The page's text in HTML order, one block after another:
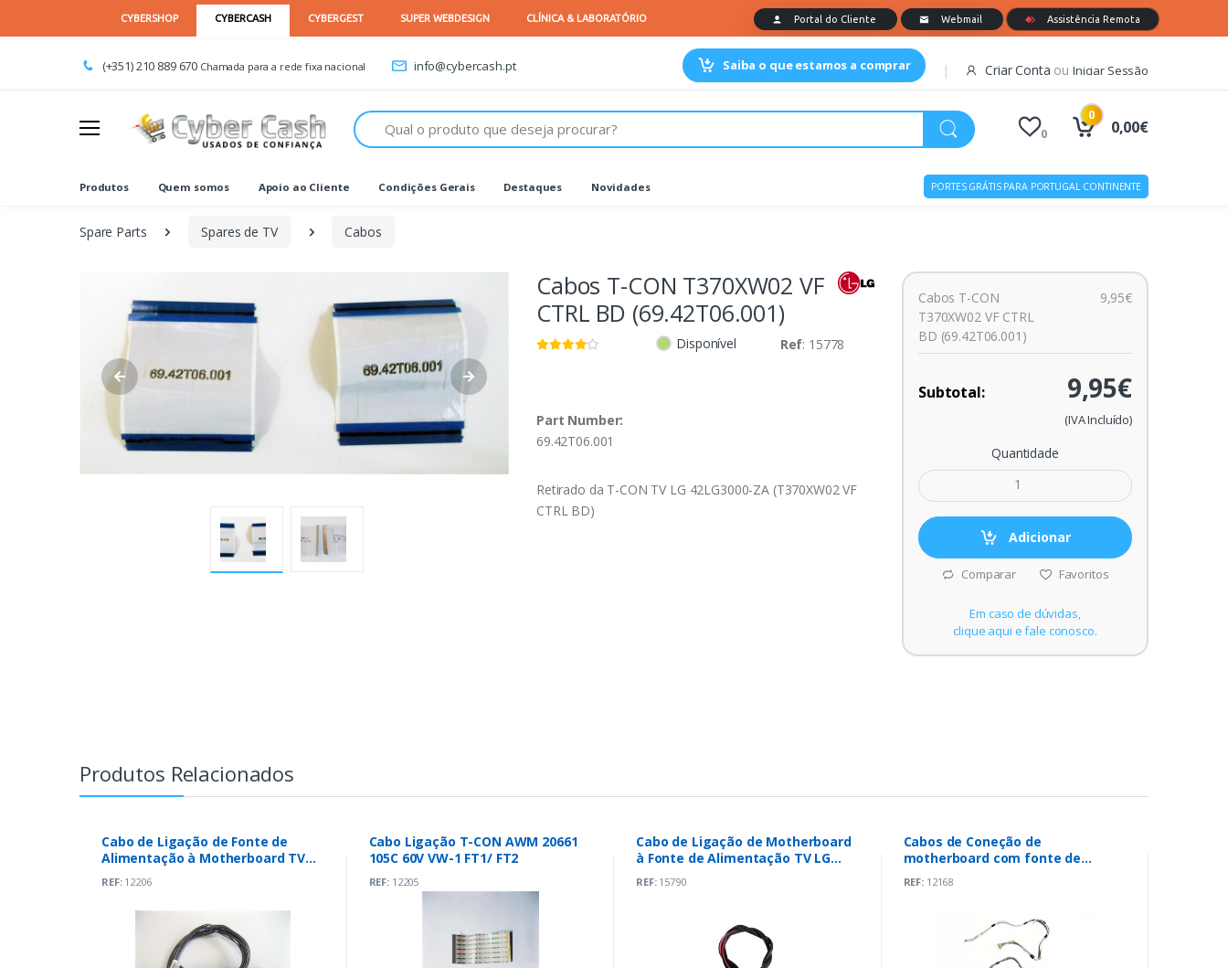
(+351) 210 889 670 Chamada para a rede fixa nacional info@cybercash.pt Saiba o que estamos a comprar Criar Conta ouIniciar Sessão
Procurar
0
0
0,00€
Produtos Quem somos Apoio ao Cliente Condições Gerais Destaques Novidades PORTES GRÁTIS PARA PORTUGAL CONTINENTE
Spare Parts Spares de TV Cabos
Cabos T-CON T370XW02 VF
CTRL BD (69.42T06.001)
Disponível Ref: 15778
Part Number:
69.42T06.001
Retirado da T-CON TV LG 42LG3000-ZA (T370XW02 VF
CTRL BD)
Cabos T-CON
T370XW02 VF CTRL
BD (69.42T06.001)
9,95€
Subtotal: 9,95€
(IVA Incluído)
Quantidade
Adicionar
Comparar Favoritos
Em caso de dúvidas,
clique aqui e fale conosco.
Produtos Relacionados
Cabo de Ligação de Fonte de
Alimentação à Motherboard TV
LG 47LA620S-ZA
REF:12206
Cabo Ligação T-CON AWM 20661
105C 60V VW-1 FT1/ FT2
REF:12205
Cabo de Ligação de Motherboard
à Fonte de Alimentação TV LG
49UJ620V-ZA
REF:15790
Cabos de Coneção de
motherboard com fonte de
alimentação TV Toshiba 40LV685D
REF:12168